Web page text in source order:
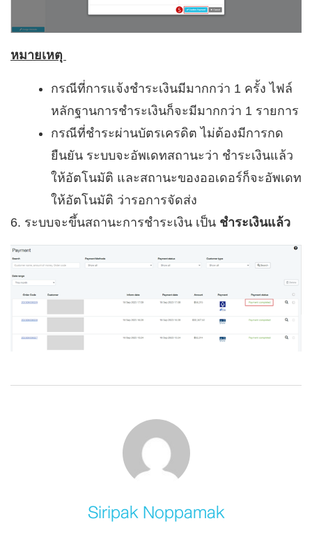
หมายเหตุ
กรณีที่การแจ้งชำระเงินมีมากกว่า 1 ครั้ง ไฟล์
หลักฐานการชำระเงินก็จะมีมากกว่า 1 รายการ
กรณีที่ชำระผ่านบัตรเครดิต ไม่ต้องมีการกด
ยืนยัน ระบบจะอัพเดทสถานะว่า ชำระเงินแล้ว
ให้อัตโนมัติ และสถานะของออเดอร์ก็จะอัพเดท
ให้อัตโนมัติ ว่ารอการจัดส่ง
6. ระบบจะขึ้นสถานะการชำระเงิน เป็น ชำระเงินแล้ว
Siripak Noppamak